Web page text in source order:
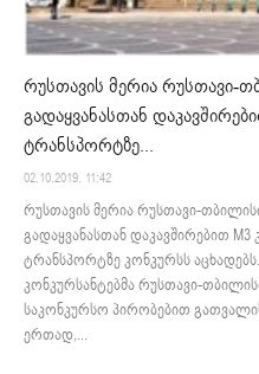
რუსთავის მერია რუსთავი-
გადაყვანასთან
ტრანსპორტზე...
02.10.2019. 11:42
რუსთავის მერია რუსთავი-
გადაყვანასთან დაკავშირებით M3
ტრანსპორტზე კონკურსს
კონკურსანტებმა რუსთავი-
საკონკურსო პირობებით
ერთად,...